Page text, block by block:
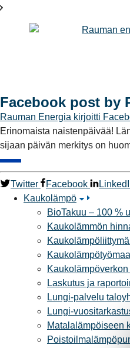
Facebook post by
Rauman Energia kirjoitti
Erinomaista naistenpäivää!
sijaan päivän merkitys on
Twitter Facebook
Kaukolämpö
BioTakuu – 100 %
Kaukolämmön
Laskutus ja
Lungi-palvelu
Lungi-
Matalalämpöiseen